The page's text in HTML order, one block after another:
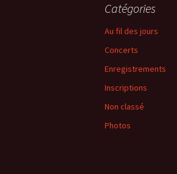
Catégories
Au fil des jours
Concerts
Enregistrements
Inscriptions
Non classé
Photos